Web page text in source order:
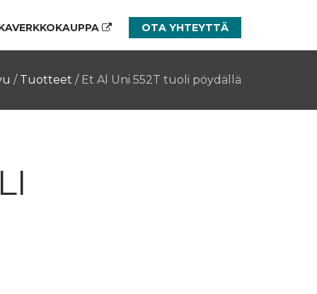
OTA YHTEYTTÄ
/ Tuotteet / Et Al Uni 552T tuoli pöydällä